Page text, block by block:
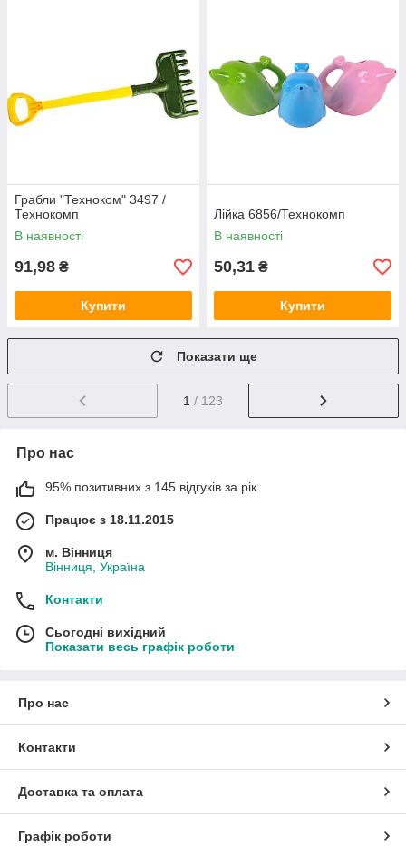
Грабли "Техноком" 3497 /
Технокомп
В наявності
91,98 ₴
Купити
Лійка 6856/Технокомп
В наявності
50,31 ₴
Купити
Показати ще
1 / 123
Про нас
95% позитивних з 145 відгуків за рік
Працює з 18.11.2015
м. Вінниця
Вінниця, Україна
Контакти
Сьогодні вихідний
Показати весь графік роботи
Про нас
Контакти
Доставка та оплата
Графік роботи